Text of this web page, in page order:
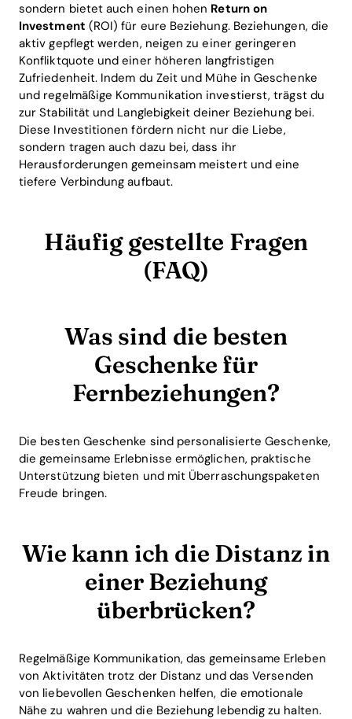
sondern bietet auch einen hohen Return on
Investment (ROI) für eure Beziehung. Beziehungen, die
aktiv gepflegt werden, neigen zu einer geringeren
Konfliktquote und einer höheren langfristigen
Zufriedenheit. Indem du Zeit und Mühe in Geschenke
und regelmäßige Kommunikation investierst, trägst du
zur Stabilität und Langlebigkeit deiner Beziehung bei.
Diese Investitionen fördern nicht nur die Liebe,
sondern tragen auch dazu bei, dass ihr
Herausforderungen gemeinsam meistert und eine
tiefere Verbindung aufbaut.
Häufig gestellte Fragen
(FAQ)
Was sind die besten
Geschenke für
Fernbeziehungen?
Die besten Geschenke sind personalisierte Geschenke,
die gemeinsame Erlebnisse ermöglichen, praktische
Unterstützung bieten und mit Überraschungspaketen
Freude bringen.
Wie kann ich die Distanz in
einer Beziehung
überbrücken?
Regelmäßige Kommunikation, das gemeinsame Erleben
von Aktivitäten trotz der Distanz und das Versenden
von liebevollen Geschenken helfen, die emotionale
Nähe zu wahren und die Beziehung lebendig zu halten.